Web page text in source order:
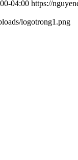
04:00 https://
logotrong1.png